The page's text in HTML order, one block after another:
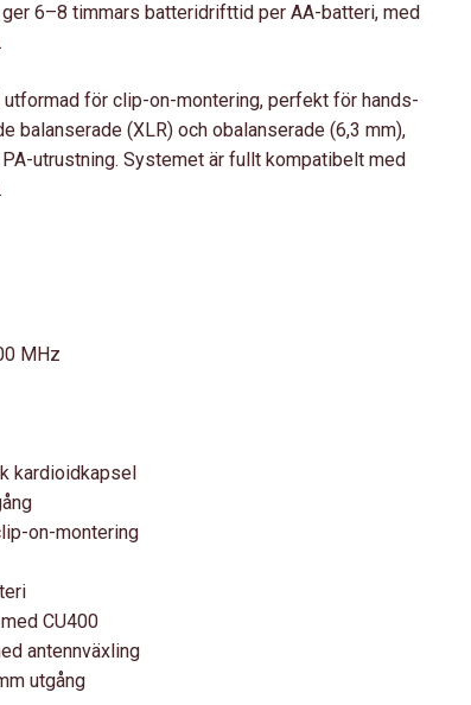
6–8 timmars batteridrifttid per AA-batteri, med
för clip-on-montering, perfekt för hands-
balanserade (XLR) och obalanserade (6,3 mm),
utrustning. Systemet är fullt kompatibelt med
MHz
kardioidkapsel
on-montering
CU400
antennväxling
utgång